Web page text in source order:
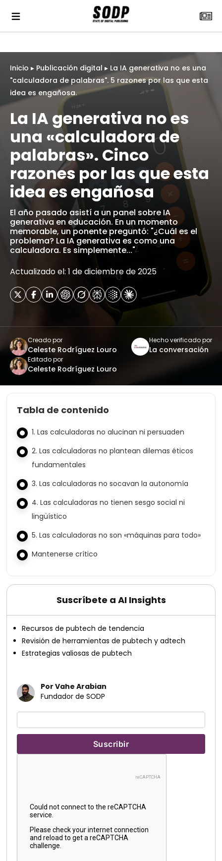
Inicio ▸ Publicación digital ▸ La IA generativa no es una
"calculadora de palabras". 5 razones por las que esta
idea es engañosa.
La IA generativa no es
una «calculadora de
palabras». Cinco
razones por las que esta
idea es engañosa
El año pasado asistí a un panel sobre IA
generativa en educación. En un momento
memorable, un ponente preguntó: "¿Cuál es el
problema? La IA generativa es como una
calculadora. Es simplemente..."
Actualizado el: 1 de diciembre de 2025
Creado por
Celeste Rodríguez Louro
Hecho verificado por
La conversación
Editado por
Celeste Rodríguez Louro
Tabla de contenido
1. Las calculadoras no alucinan ni persuaden
2. Las calculadoras no plantean dilemas éticos
fundamentales
3. Las calculadoras no socavan la autonomía
4. Las calculadoras no tienen sesgo social ni
lingüístico
5. Las calculadoras no son «máquinas para todo»
Mantenerse crítico
Suscríbete a AI Insights
Recursos de pubtech de tendencia
Revisión de herramientas de pubtech y adtech
Estrategias valiosas de pubtech
Por Vahe Arabian
Fundador de SODP